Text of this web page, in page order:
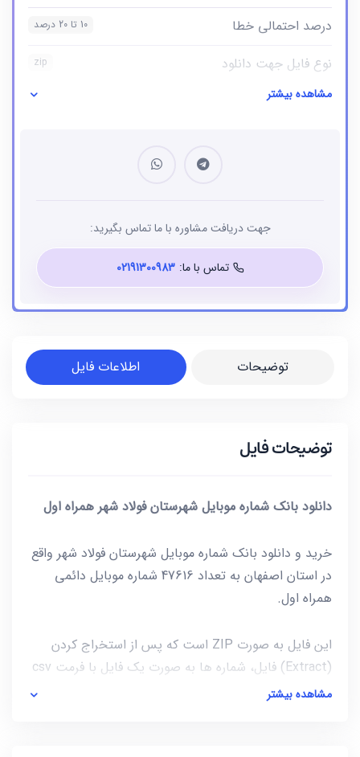
توضیحات اطلاعات فایل
توضیحات فایل
دانلود بانک شماره موبایل شهرستان فولاد شهر همراه اول
خرید و دانلود بانک شماره موبایل شهرستان فولاد شهر واقع
در استان اصفهان به تعداد 47616 شماره موبایل دائمی
همراه اول.
این فایل به صورت ZIP است که پس از استخراج کردن
(Extract) فایل، شماره ها به صورت یک فایل با فرمت csv
مشاهده بیشتر
درصد احتمالی خطا 10 تا 20 درصد
نوع فایل جهت دانلود zip
نوع فایل بانک شماره موبایل مشاهده بیشتر
جهت دریافت مشاوره با ما تماس بگیرید:
تماس با ما: 02191300983